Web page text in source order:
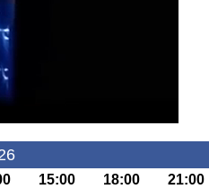
15:00 18:00 21:00